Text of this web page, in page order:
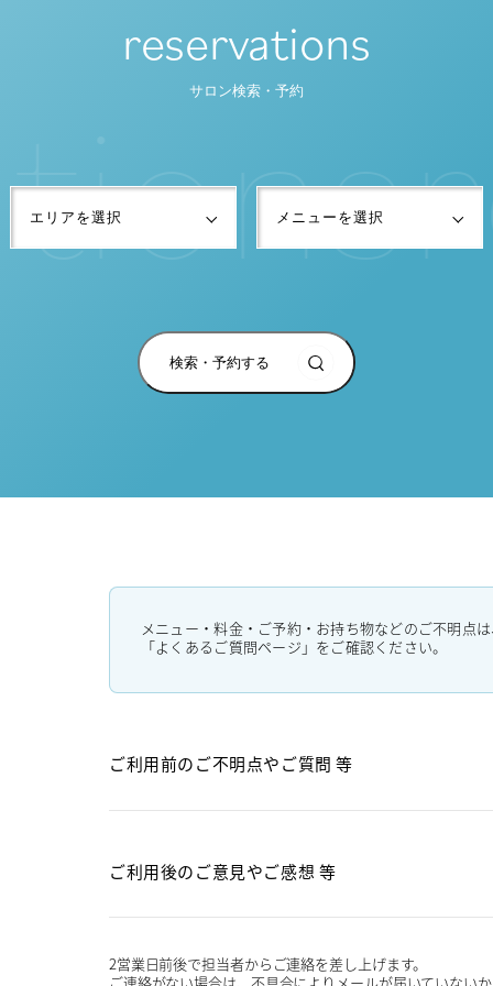
reservations
サロン検索・予約
検索・予約する
tionsr
メニュー・料金・ご予約・お持ち物などのご不明点
「よくあるご質問ページ」をご確認ください。
ご利用前のご不明点やご質問 等
ご利用後のご意見やご感想 等
2営業日前後で担当者からご連絡を差し上げます。